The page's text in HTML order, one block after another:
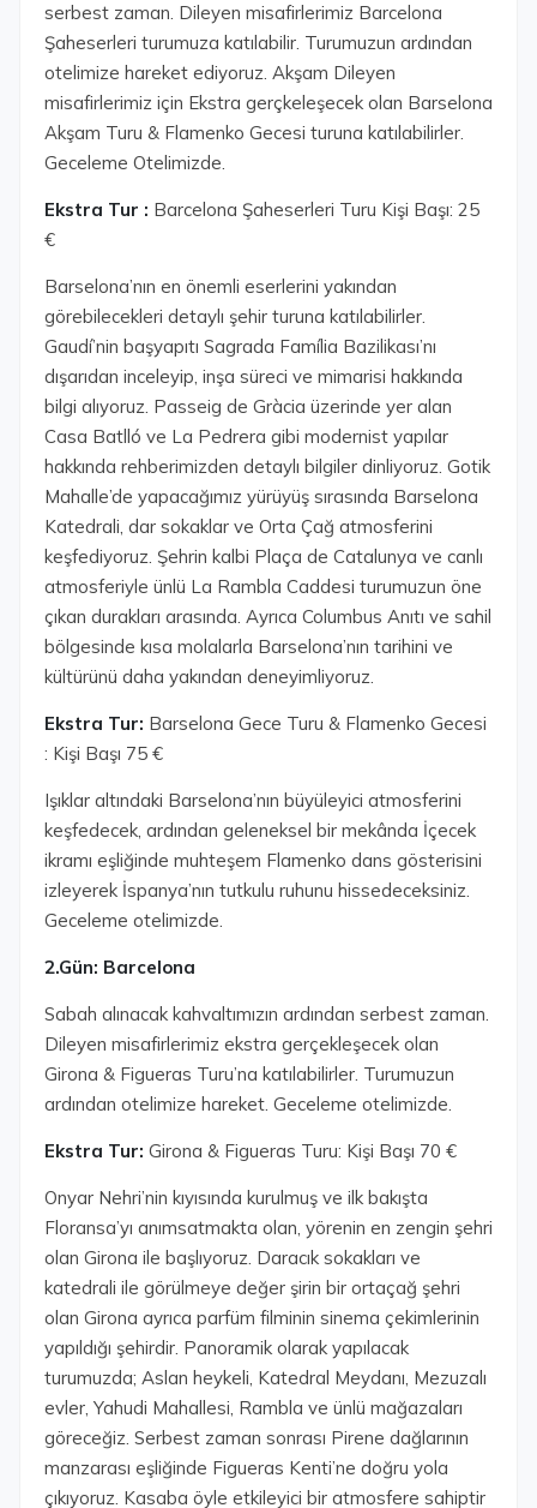
serbest zaman. Dileyen misafirlerimiz Barcelona
Şaheserleri turumuza katılabilir. Turumuzun ardından
otelimize hareket ediyoruz. Akşam Dileyen
misafirlerimiz için Ekstra gerçkeleşecek olan Barselona
Akşam Turu & Flamenko Gecesi turuna katılabilirler.
Geceleme Otelimizde.
Ekstra Tur : Barcelona Şaheserleri Turu Kişi Başı: 25
€
Barselona’nın en önemli eserlerini yakından
görebilecekleri detaylı şehir turuna katılabilirler.
Gaudí’nin başyapıtı Sagrada Família Bazilikası’nı
dışarıdan inceleyip, inşa süreci ve mimarisi hakkında
bilgi alıyoruz. Passeig de Gràcia üzerinde yer alan
Casa Batlló ve La Pedrera gibi modernist yapılar
hakkında rehberimizden detaylı bilgiler dinliyoruz. Gotik
Mahalle’de yapacağımız yürüyüş sırasında Barselona
Katedrali, dar sokaklar ve Orta Çağ atmosferini
keşfediyoruz. Şehrin kalbi Plaça de Catalunya ve canlı
atmosferiyle ünlü La Rambla Caddesi turumuzun öne
çıkan durakları arasında. Ayrıca Columbus Anıtı ve sahil
bölgesinde kısa molalarla Barselona’nın tarihini ve
kültürünü daha yakından deneyimliyoruz.
Ekstra Tur: Barselona Gece Turu & Flamenko Gecesi
: Kişi Başı 75 €
Işıklar altındaki Barselona’nın büyüleyici atmosferini
keşfedecek, ardından geleneksel bir mekânda İçecek
ikramı eşliğinde muhteşem Flamenko dans gösterisini
izleyerek İspanya’nın tutkulu ruhunu hissedeceksiniz.
Geceleme otelimizde.
2.Gün: Barcelona
Sabah alınacak kahvaltımızın ardından serbest zaman.
Dileyen misafirlerimiz ekstra gerçekleşecek olan
Girona & Figueras Turu’na katılabilirler. Turumuzun
ardından otelimize hareket. Geceleme otelimizde.
Ekstra Tur: Girona & Figueras Turu: Kişi Başı 70 €
Onyar Nehri’nin kıyısında kurulmuş ve ilk bakışta
Floransa’yı anımsatmakta olan, yörenin en zengin şehri
olan Girona ile başlıyoruz. Daracık sokakları ve
katedrali ile görülmeye değer şirin bir ortaçağ şehri
olan Girona ayrıca parfüm filminin sinema çekimlerinin
yapıldığı şehirdir. Panoramik olarak yapılacak
turumuzda; Aslan heykeli, Katedral Meydanı, Mezuzalı
evler, Yahudi Mahallesi, Rambla ve ünlü mağazaları
göreceğiz. Serbest zaman sonrası Pirene dağlarının
manzarası eşliğinde Figueras Kenti’ne doğru yola
çıkıyoruz. Kasaba öyle etkileyici bir atmosfere sahiptir